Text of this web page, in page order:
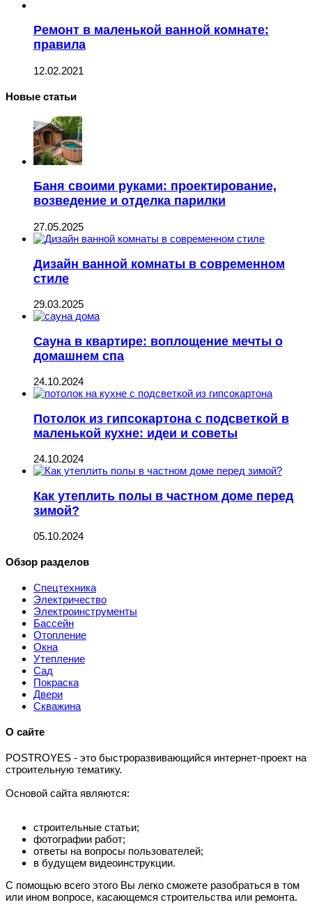
Ремонт в маленькой ванной комнате:
правила
12.02.2021
Новые статьи
Баня своими руками: проектирование,
возведение и отделка парилки
27.05.2025
Дизайн ванной комнаты в современном
стиле
29.03.2025
Сауна в квартире: воплощение мечты о
домашнем спа
24.10.2024
Потолок из гипсокартона с подсветкой в
маленькой кухне: идеи и советы
24.10.2024
Как утеплить полы в частном доме перед
зимой?
05.10.2024
Обзор разделов
Спецтехника
Электричество
Электроинструменты
Бассейн
Отопление
Окна
Утепление
Сад
Покраска
Двери
Скважина
О сайте
POSTROYES - это быстроразвивающийся интернет-проект на
строительную тематику.
Основой сайта являются:
строительные статьи;
фотографии работ;
ответы на вопросы пользователей;
в будущем видеоинструкции.
С помощью всего этого Вы легко сможете разобраться в том
или ином вопросе, касающемся строительства или ремонта.